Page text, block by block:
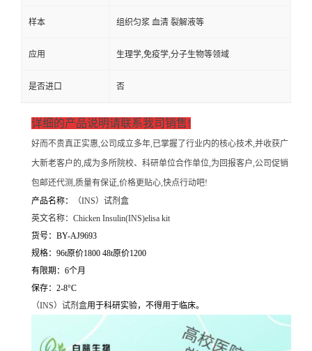
样本 组织匀浆 血清 裂解液等
应用 生理学,免疫学,分子生物等领域
是否进口 否
详细的产品说明请联系我司销售!
好而不贵真正实惠,公司成立多年,已掌握了行业内的核心技术,并收获广
大新老客户的,成为多所院校、科研单位合作单位,为回报客户,公司促销
包邮还代测,质量有保证,价格更贴心,快点行动吧!
产品名称：
（INS）试剂盒
英文名称： Chicken Insulin(INS)elisa kit
货号：BY-AJ9693
规格：96t原价1800 48t原价1200
有限期：6个月
保存：2-8°C
（INS）试剂盒用于科研实验，不得用于临床。